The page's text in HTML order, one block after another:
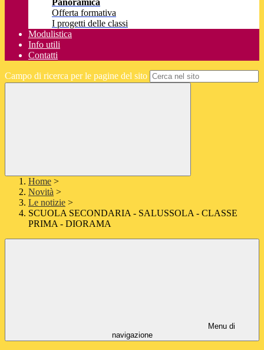
Panoramica
Offerta formativa
I progetti delle classi
Modulistica
Info utili
Contatti
Campo di ricerca per le pagine del sito
Home >
Novità >
Le notizie >
SCUOLA SECONDARIA - SALUSSOLA - CLASSE
PRIMA - DIORAMA
Menu di
navigazione